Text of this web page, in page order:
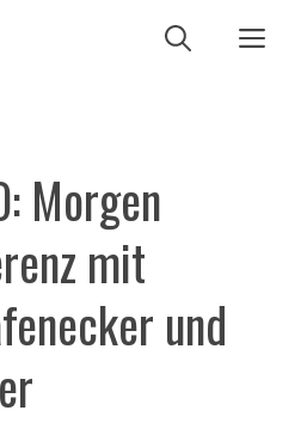
Morgen
mit
und